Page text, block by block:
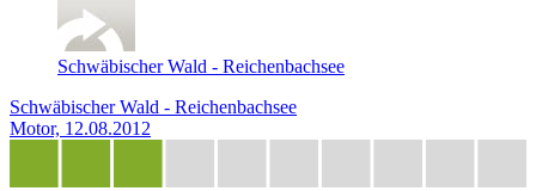
Schwäbischer Wald - Reichenbachsee
Schwäbischer Wald - Reichenbachsee
Motor, 12.08.2012